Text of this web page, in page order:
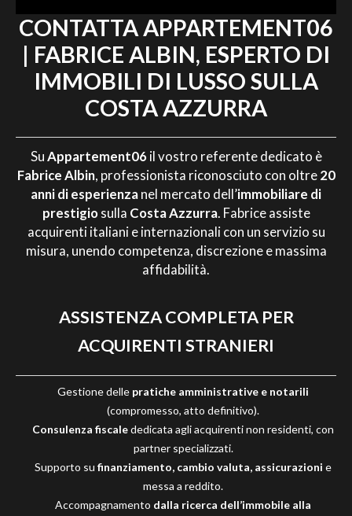
CONTATTA APPARTEMENT06
| FABRICE ALBIN, ESPERTO DI
IMMOBILI DI LUSSO SULLA
COSTA AZZURRA
SuAppartement06il vostro referente dedicato è
Fabrice Albin, professionista riconosciuto con oltre20
anni di esperienzanel mercato dell’immobiliare di
prestigiosulla Costa Azzurra. Fabrice assiste
acquirenti italiani e internazionali con un servizio su
misura, unendo competenza, discrezione e massima
affidabilità.
ASSISTENZA COMPLETA PER
ACQUIRENTI STRANIERI
Gestione delle pratiche amministrative e notarili
(compromesso, atto definitivo).
Consulenza fiscalededicata agli acquirenti non residenti, con
partner specializzati.
Supporto su finanziamento, cambio valuta, assicurazioni e
messa a reddito.
Accompagnamento dalla ricerca dell’immobile alla